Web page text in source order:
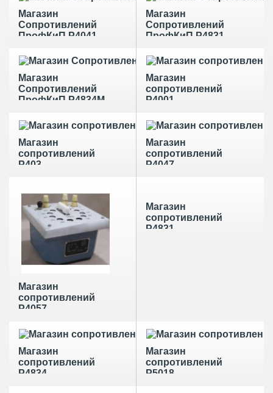
Магазин
Сопротивлений
ПрофКиП Р4041
Магазин
Сопротивлений
ПрофКиП Р4831
Магазин
Сопротивлений
ПрофКиП Р4834М
Магазин
сопротивлений
Р4001
Магазин
сопротивлений
Р403
Магазин
сопротивлений
Р4047
Магазин
сопротивлений
Р4057
Магазин
сопротивлений
Р4831
Магазин
сопротивлений
Р4834
Магазин
сопротивлений
Р5018